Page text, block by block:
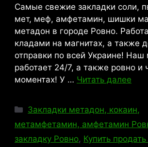
Самые свежие закладки соли,
мет, меф, амфетамин, шишки
метадон в городе Ровно.
кладами на магнитах, а также
отправки по всей Украине! Наш
работает 24/7, а также ровно и
моментах! У … Читать далее
Рубрики
Закладки метадон, кокаин,
метамфетамин, амфетамин
закладку Ровно, Купить